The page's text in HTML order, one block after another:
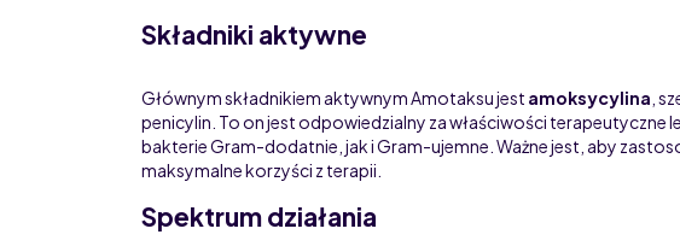
Składniki aktywne
Głównym składnikiem aktywnym Amotaksu jest amoksycylina ,
penicylin. To on jest odpowiedzialny za właściwości terapeutyczne
bakterie Gram-dodatnie, jak i Gram-ujemne. Ważne jest, aby
maksymalne korzyści z terapii.
Spektrum działania